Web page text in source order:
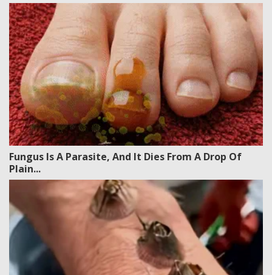
Fungus Is A Parasite, And It Dies From A Drop Of
Plain...